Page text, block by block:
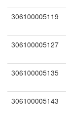
306100005119
306100005127
306100005135
306100005143